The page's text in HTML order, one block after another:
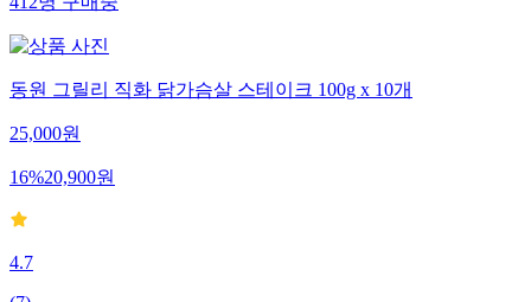
412명구매중
동원 그릴리 직화 닭가슴살 스테이크 100g x 10개
25,000원
16%20,900원
4.7